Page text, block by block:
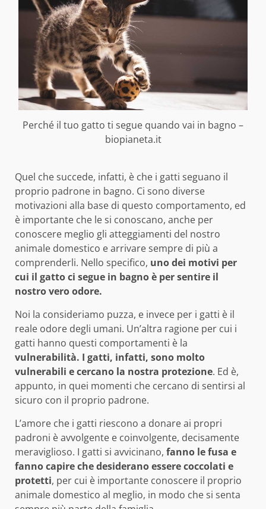
Perché il tuo gatto ti segue quando vai in bagno –
biopianeta.it
Quel che succede, infatti, è che i gatti seguano il
proprio padrone in bagno. Ci sono diverse
motivazioni alla base di questo comportamento, ed
è importante che le si conoscano, anche per
conoscere meglio gli atteggiamenti del nostro
animale domestico e arrivare sempre di più a
comprenderli. Nello specifico, uno dei motivi per
cui il gatto ci segue in bagno è per sentire il
nostro vero odore.
Noi la consideriamo puzza, e invece per i gatti è il
reale odore degli umani. Un’altra ragione per cui i
gatti hanno questi comportamenti è la
vulnerabilità. I gatti, infatti, sono molto
vulnerabili e cercano la nostra protezione. Ed è,
appunto, in quei momenti che cercano di sentirsi al
sicuro con il proprio padrone.
L’amore che i gatti riescono a donare ai propri
padroni è avvolgente e coinvolgente, decisamente
meraviglioso. I gatti si avvicinano, fanno le fusa e
fanno capire che desiderano essere coccolati e
protetti, per cui è importante conoscere il proprio
animale domestico al meglio, in modo che si senta